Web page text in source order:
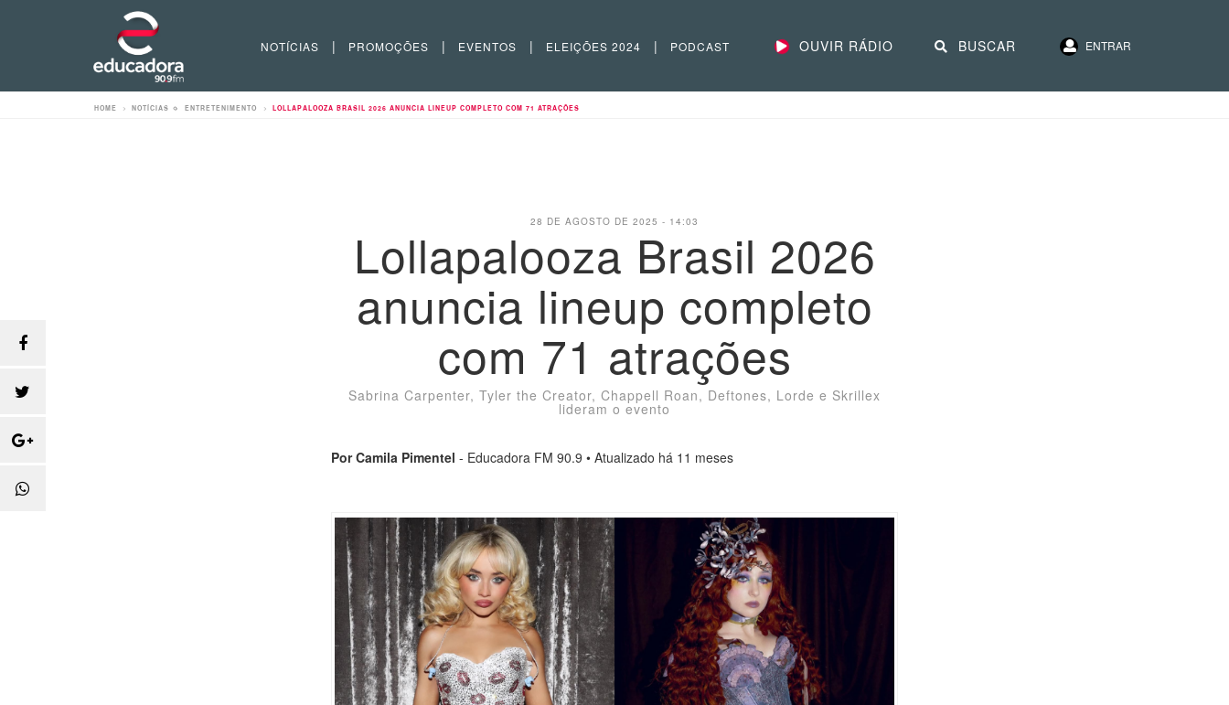
NOTÍCIAS | PROMOÇÕES | EVENTOS | ELEIÇÕES 2024 | PODCAST OUVIR RÁDIO BUSCAR ENTRAR
HOME > NOTÍCIAS > ENTRETENIMENTO > LOLLAPALOOZA BRASIL 2026 ANUNCIA LINEUP COMPLETO COM 71 ATRAÇÕES
28 DE AGOSTO DE 2025 - 14:03
Lollapalooza Brasil 2026
anuncia lineup completo
com 71 atrações
Sabrina Carpenter, Tyler the Creator, Chappell Roan, Deftones, Lorde e Skrillex
lideram o evento
Por Camila Pimentel - Educadora FM 90.9 • Atualizado há 11 meses